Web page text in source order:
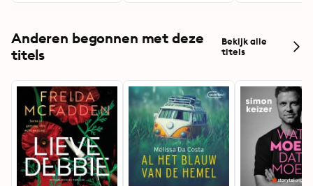
Anderen begonnen met deze
titels
Bekijk alle
titels